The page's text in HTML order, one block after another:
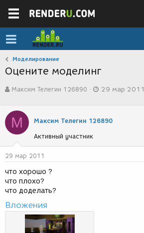
Моделирование
Оцените моделинг
в
о
р
т
е
м
ы
Максим Телегин 126890
а
с
д
29 мар 2011
М Максим Телегин 126890
Активный участник
29 мар 2011
что хорошо ?
что плохо?
что доделать?
Вложения